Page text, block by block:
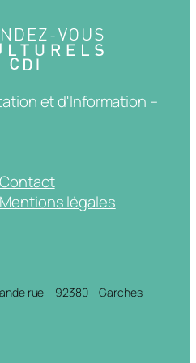
et d'Information –
Contact
Mentions légales
rue – 92380 – Garches –